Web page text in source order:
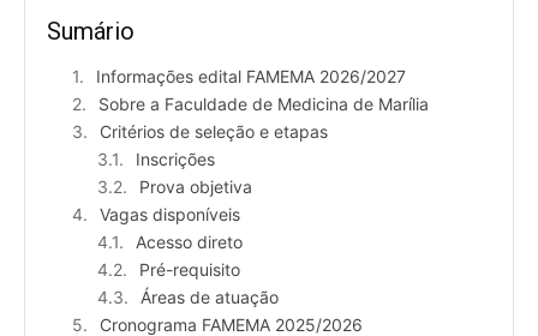
Sumário
Informações edital FAMEMA 2026/2027
Sobre a Faculdade de Medicina de Marília
Critérios de seleção e etapas
Inscrições
Prova objetiva
Vagas disponíveis
Acesso direto
Pré-requisito
Áreas de atuação
Cronograma FAMEMA 2025/2026